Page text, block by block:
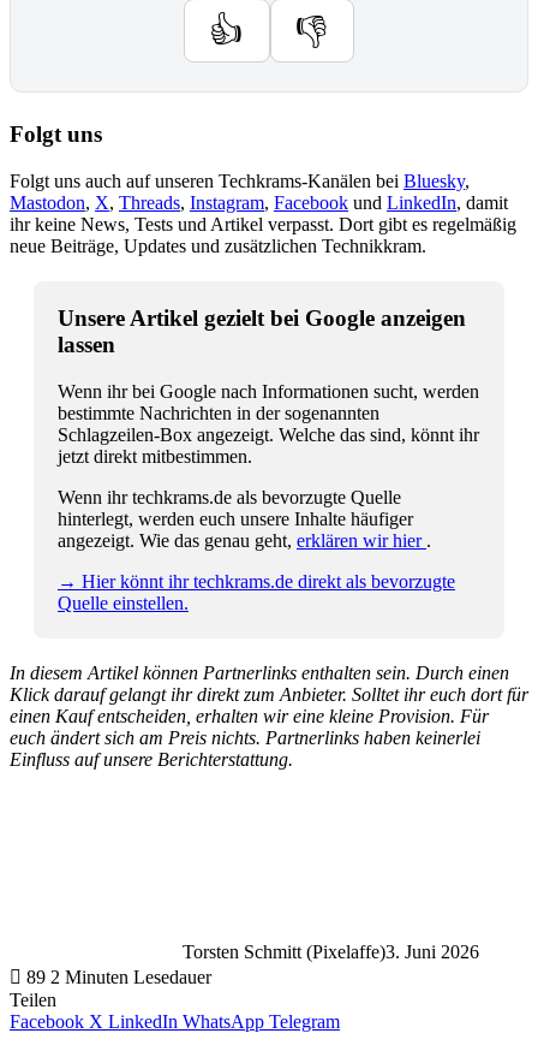
👍 👎
Folgt uns
Folgt uns auch auf unseren Techkrams-Kanälen bei Bluesky,
Mastodon, X, Threads, Instagram, Facebook und LinkedIn, damit
ihr keine News, Tests und Artikel verpasst. Dort gibt es regelmäßig
neue Beiträge, Updates und zusätzlichen Technikkram.
Unsere Artikel gezielt bei Google anzeigen
lassen
Wenn ihr bei Google nach Informationen sucht, werden
bestimmte Nachrichten in der sogenannten
Schlagzeilen-Box angezeigt. Welche das sind, könnt ihr
jetzt direkt mitbestimmen.
Wenn ihr techkrams.de als bevorzugte Quelle
hinterlegt, werden euch unsere Inhalte häufiger
angezeigt. Wie das genau geht, erklären wir hier .
→ Hier könnt ihr techkrams.de direkt als bevorzugte
Quelle einstellen.
In diesem Artikel können Partnerlinks enthalten sein. Durch einen
Klick darauf gelangt ihr direkt zum Anbieter. Solltet ihr euch dort für
einen Kauf entscheiden, erhalten wir eine kleine Provision. Für
euch ändert sich am Preis nichts. Partnerlinks haben keinerlei
Einfluss auf unsere Berichterstattung.
Torsten Schmitt (Pixelaffe)3. Juni 2026
89 2 Minuten Lesedauer
Teilen
Facebook X LinkedIn WhatsApp Telegram